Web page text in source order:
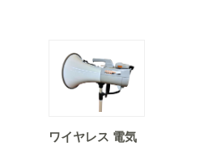
ワイヤレス 電気